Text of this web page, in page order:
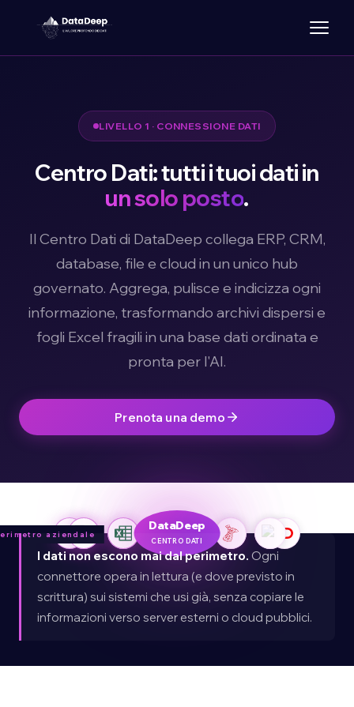
LIVELLO 1 · CONNESSIONE DATI
Centro Dati: tutti i tuoi dati in
un solo posto.
Il Centro Dati di DataDeep collega ERP, CRM,
database, file e cloud in un unico hub
governato. Aggrega, pulisce e indicizza ogni
informazione, trasformando archivi dispersi e
fogli Excel fragili in una base dati ordinata e
pronta per l'AI.
Prenota una demo
aziendale
DataDeep
CENTRO DATI
I dati non escono mai dal perimetro. Ogni
connettore opera in lettura (e dove previsto in
scrittura) sui sistemi che usi già, senza copiare le
informazioni verso server esterni o cloud pubblici.